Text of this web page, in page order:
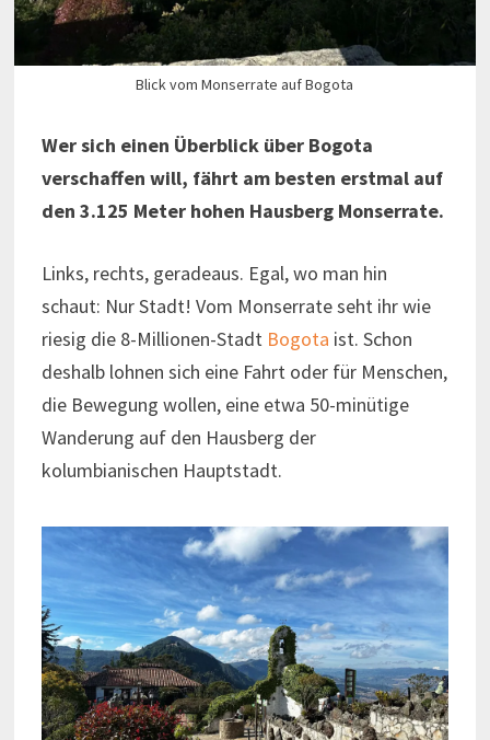
Blick vom Monserrate auf Bogota
Wer sich einen Überblick über Bogota
verschaffen will, fährt am besten erstmal auf
den 3.125 Meter hohen Hausberg Monserrate.
Links, rechts, geradeaus. Egal, wo man hin
schaut: Nur Stadt! Vom Monserrate seht ihr wie
riesig die 8-Millionen-Stadt Bogota ist. Schon
deshalb lohnen sich eine Fahrt oder für Menschen,
die Bewegung wollen, eine etwa 50-minütige
Wanderung auf den Hausberg der
kolumbianischen Hauptstadt.